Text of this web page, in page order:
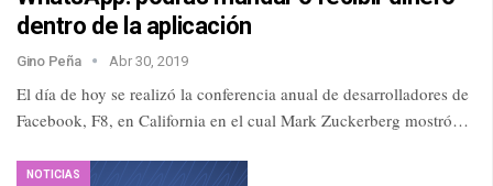
dentro de la aplicación
Gino Peña Abr 30, 2019
El día de hoy se realizó la conferencia anual de desarrolladores de
Facebook, F8, en California en el cual Mark Zuckerberg mostró…
NOTICIAS